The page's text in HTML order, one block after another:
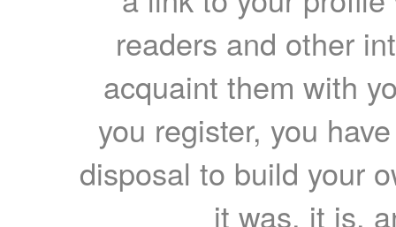
readers and other
acquaint them with
you register, you
disposal to build your
it was, it is,